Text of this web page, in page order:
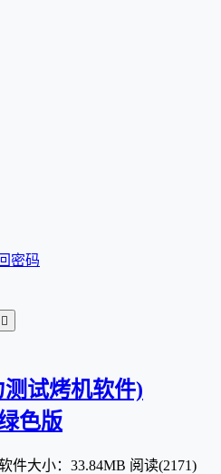
密码

试烤机软件)
色版
件大小：33.84MB 阅读(2171)